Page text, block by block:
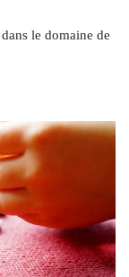
le domaine de